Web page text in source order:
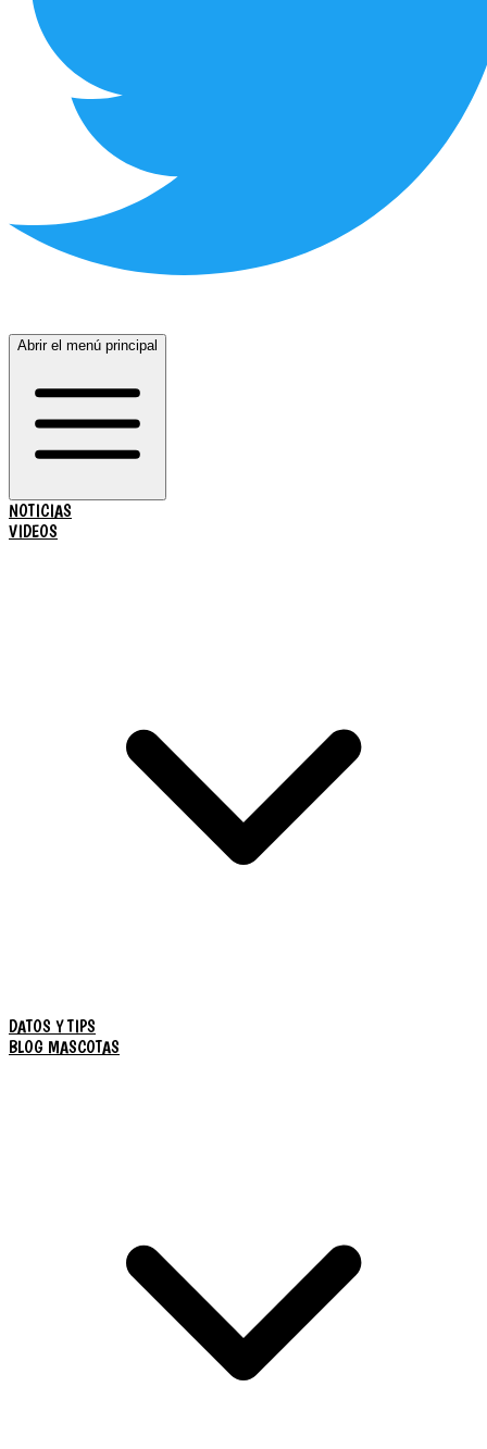
Abrir el menú principal
NOTICIAS
VIDEOS
DATOS Y TIPS
BLOG MASCOTAS